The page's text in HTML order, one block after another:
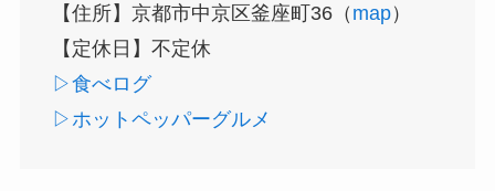
【住所】京都市中京区釜座町36（ map）
【定休日】不定休
▷食べログ
▷ホットペッパーグルメ